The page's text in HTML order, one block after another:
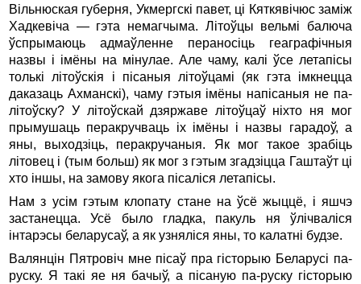
Вільнюская губерня, Укмергскі павет, ці Кяткявічюс заміж
Хадкевіча — гэта немагчыма. Літоўцы вельмі балюча
ўспрымаюць адмаўленне пераносіць геаграфічныя
назвы і імёны на мінулае. Але чаму, калі ўсе летапісы
толькі літоўскія і пісаныя літоўцамі (як гэта імкнецца
даказаць Ахманскі), чаму гэтыя імёны напісаныя не па-
літоўску? У літоўскай дзяржаве літоўцаў ніхто ня мог
прымушаць перакручваць іх імёны і назвы гарадоў, а
яны, выходзіць, перакручаныя. Як мог такое зрабіць
літовец і (тым больш) як мог з гэтым згадзіцца Гаштаўт ці
хто іншы, на замову якога пісаліся летапісы.
Нам з усім гэтым клопату стане на ўсё жыццё, і яшчэ
застанецца. Усё было гладка, пакуль ня ўлічваліся
інтарэсы беларусаў, а як узняліся яны, то калатні будзе.
Валянцін Пятровіч мне пісаў пра гісторыю Беларусі па-
руску. Я такі яе ня бачыў, а пісаную па-руску гісторыю